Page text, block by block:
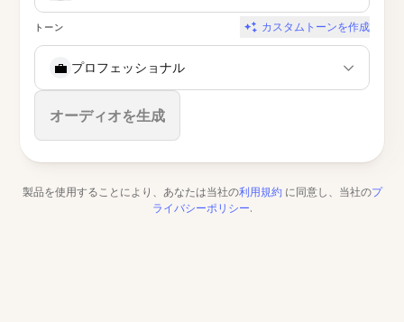
トーン カスタムトーンを作成
💼 プロフェッショナル
オーディオを生成
停止
製品を使用することにより、あなたは当社の利用規約 に同意し、当社のプ
ライバシーポリシー.